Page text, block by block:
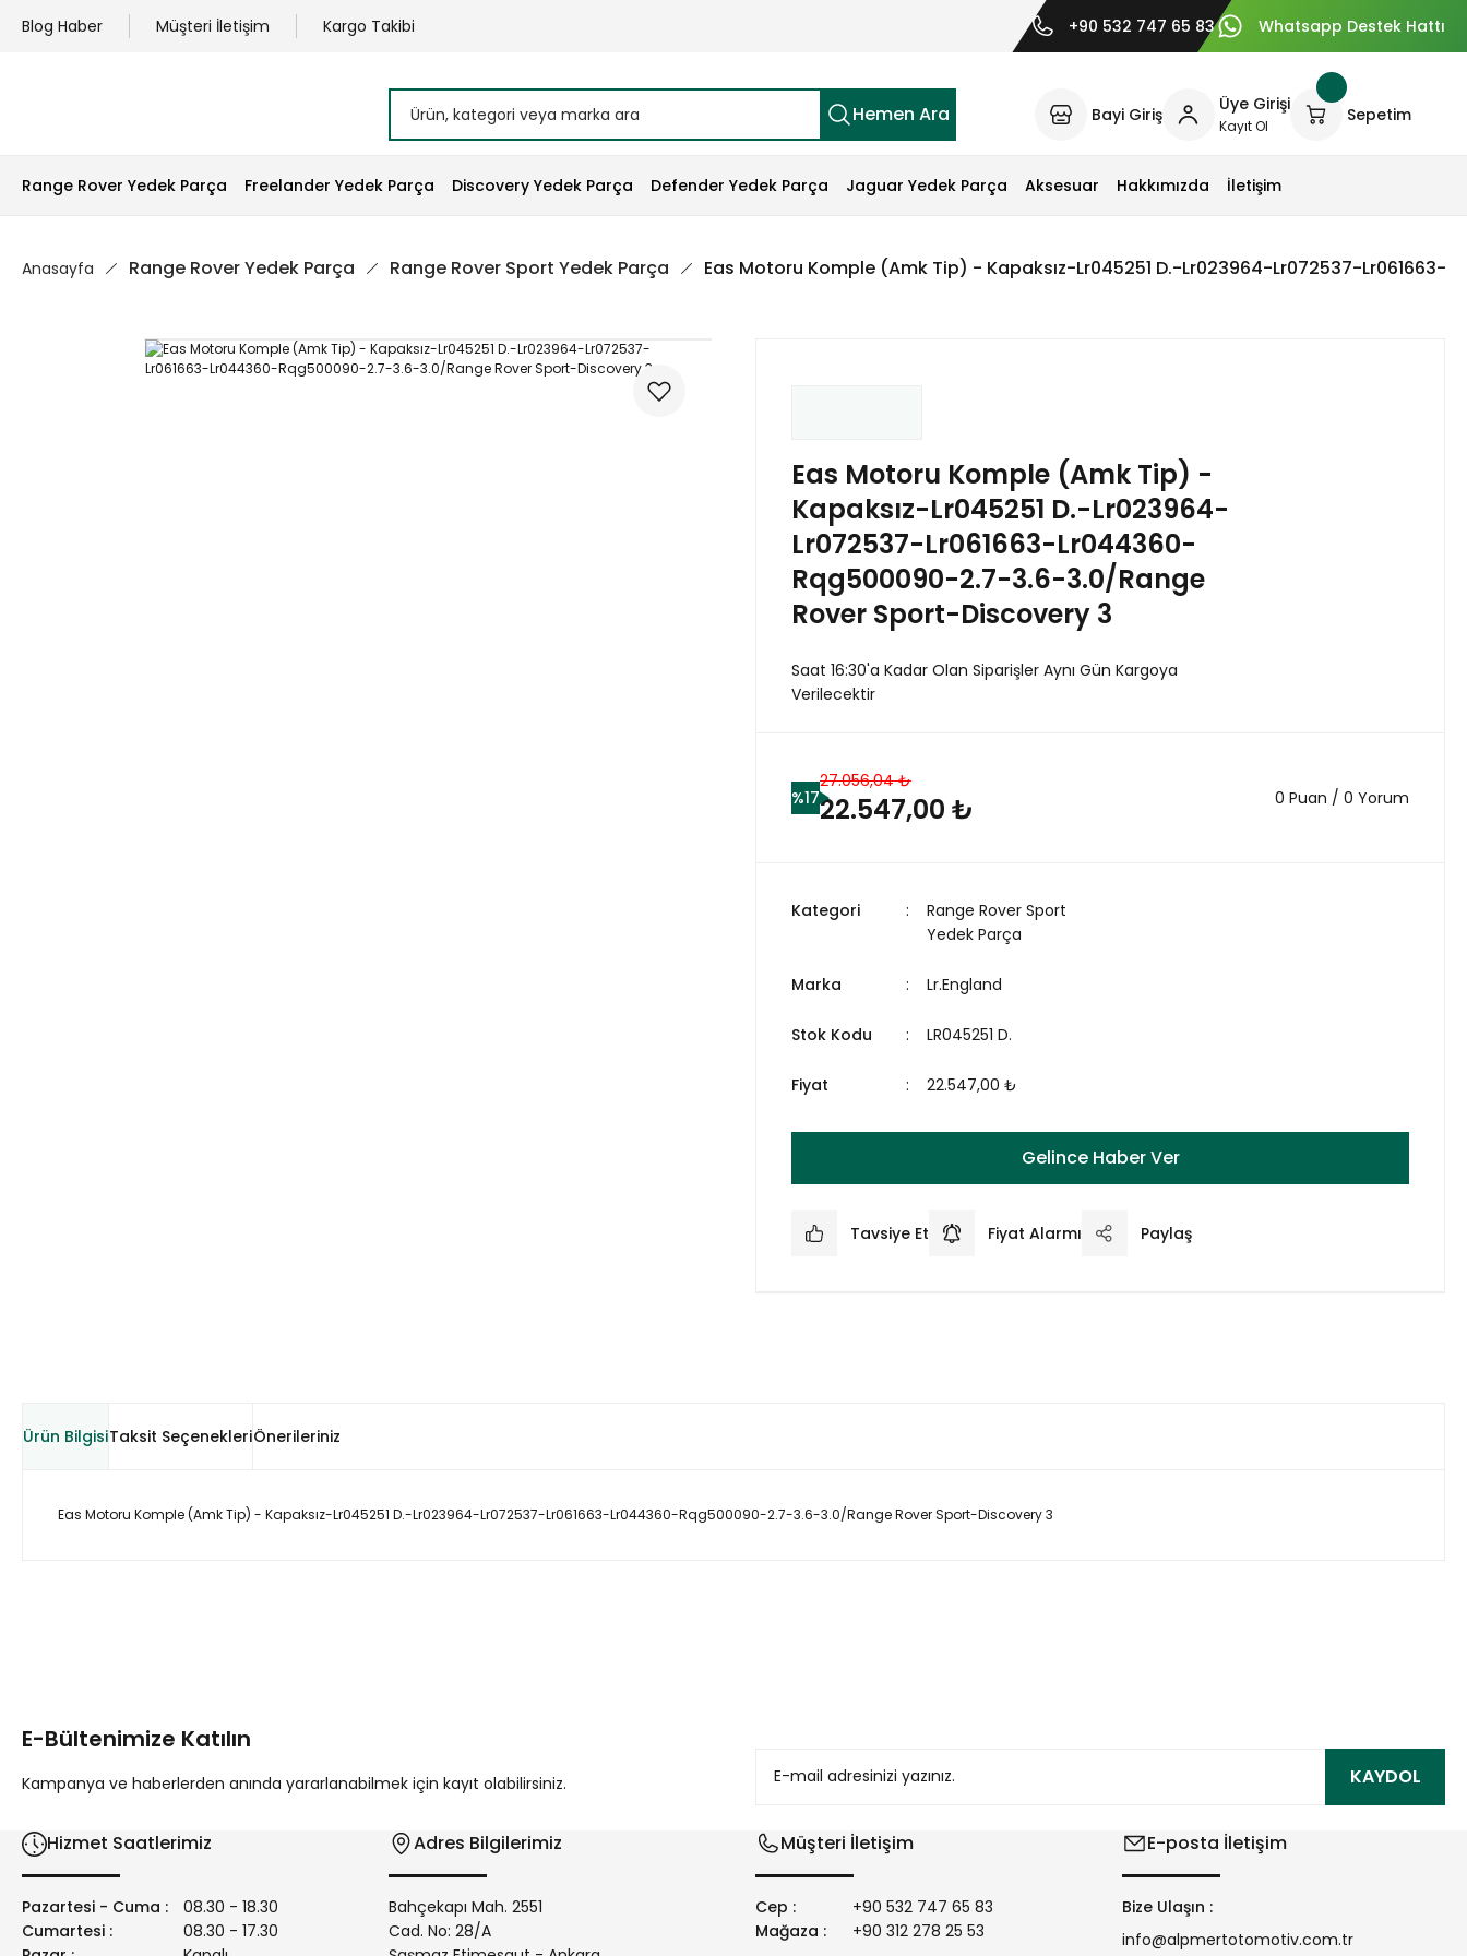
Blog Haber Müşteri İletişim Kargo Takibi +90 532 747 65 83 Whatsapp Destek Hattı
Hemen Ara Bayi Giriş Üye Girişi
Kayıt Ol
Sepetim
Range Rover Yedek Parça Freelander Yedek Parça Discovery Yedek Parça Defender Yedek Parça Jaguar Yedek Parça Aksesuar Hakkımızda İletişim
Anasayfa Range Rover Yedek Parça Range Rover Sport Yedek Parça Eas Motoru Komple (Amk Tip) - Kapaksız-Lr045251 D.-Lr023964-Lr072537-
Eas Motoru Komple (Amk Tip) -
Kapaksız-Lr045251 D.-Lr023964-
Lr072537-Lr061663-Lr044360-
Rqg500090-2.7-3.6-3.0/Range
Rover Sport-Discovery 3
Saat 16:30'a Kadar Olan Siparişler Aynı Gün Kargoya
Verilecektir
%17
27.056,04 ₺
22.547,00 ₺ 0 Puan / 0 Yorum
Kategori
Range Rover Sport
Yedek Parça
Marka Lr.England
Stok Kodu LR045251 D.
Fiyat 22.547,00 ₺
Gelince Haber Ver
Tavsiye Et Fiyat Alarmı Paylaş
Ürün BilgisiTaksit SeçenekleriÖnerileriniz
Eas Motoru Komple (Amk Tip) - Kapaksız-Lr045251 D.-Lr023964-Lr072537-Lr061663-Lr044360-Rqg500090-2.7-3.6-3.0/Range Rover Sport-Discovery 3
Ürün bilgilerinde hatalar bulunuyor.
E-Bültenimize Katılın
Kampanya ve haberlerden anında yararlanabilmek için kayıt olabilirsiniz. KAYDOL
Hizmet Saatlerimiz
Pazartesi - Cuma :
08.30 - 18.30
Cumartesi :
08.30 - 17.30
Adres Bilgilerimiz
Bahçekapı Mah. 2551
Cad. No: 28/A
Müşteri İletişim
Cep :
+90 532 747 65 83
Mağaza :
+90 312 278 25 53
E-posta İletişim
Bize Ulaşın :
info@alpmertotomotiv.com.tr